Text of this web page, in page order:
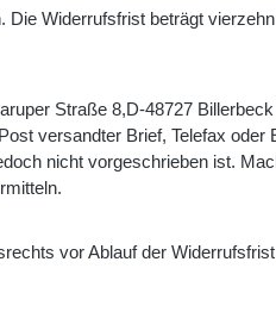
Die Widerrufsfrist beträgt
Straße 8,D-48727
versandter Brief, Telefax oder
nicht vorgeschrieben ist.
vor Ablauf der